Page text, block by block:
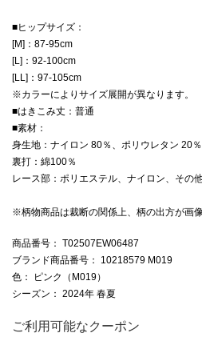
■ヒップサイズ：
[M]：87-95cm
[L]：92-100cm
[LL]：97-105cm
※カラーによりサイズ展開が異なります。
■はきこみ丈：普通
■素材：
身生地：ナイロン 80％、ポリウレタン 20％
裏打：綿100％
レース部：ポリエステル、ナイロン、その
※柄物商品は裁断の関係上、柄の出方が画
商品番号 ： T02507EW06487
ブランド商品番号 ： 10218579 M019
色 ： ピンク（M019）
シーズン ： 2024年 春夏
ご利用可能なクーポン